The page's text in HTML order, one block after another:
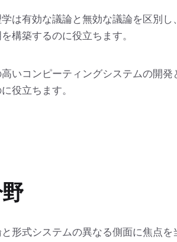
は有効な議論と無効な議論を区別
構築するのに役立ちます。
いコンピーティングシステムの開
役立ちます。
形式システムの異なる側面に焦点